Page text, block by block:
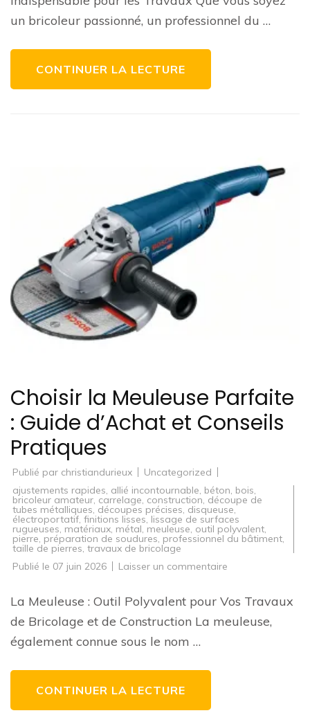
outils
Trouvez
un bricoleur passionné, un professionnel du …
CONTINUER LA LECTURE
Choisir la Meuleuse Parfaite
: Guide d’Achat et Conseils
Pratiques
Publié par christiandurieux
Uncategorized
ajustements rapides, allié incontournable, béton, bois,
bricoleur amateur, carrelage, construction, découpe de
tubes métalliques, découpes précises, disqueuse,
électroportatif, finitions lisses, lissage de surfaces
rugueuses, matériaux, métal, meuleuse, outil polyvalent,
pierre, préparation de soudures, professionnel du bâtiment,
taille de pierres, travaux de bricolage
Publié le 07 juin 2026 Laisser un commentaire
Meuleuse
Parfaite
Guide
La Meuleuse : Outil Polyvalent pour Vos Travaux
de Bricolage et de Construction La meuleuse,
également connue sous le nom …
CONTINUER LA LECTURE